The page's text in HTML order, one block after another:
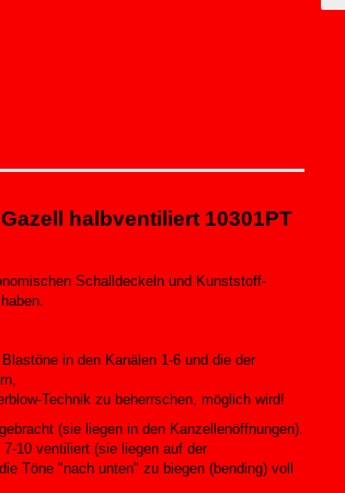
halbventiliert 10301PT
Schalldeckeln und Kunststoff-
in den Kanälen 1-6 und die der
Technik zu beherrschen, möglich wird!
(sie liegen in den Kanzellenöffnungen).
10 ventiliert (sie liegen auf der
Töne "nach unten" zu biegen (bending) voll